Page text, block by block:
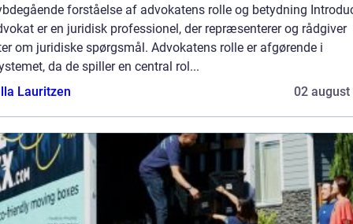
forståelse af advokatens rolle og betydning
er en juridisk professionel, der repræsenterer og rådgiver
om juridiske spørgsmål. Advokatens rolle er afgørende i
da de spiller en central rol...
Lauritzen
02 august